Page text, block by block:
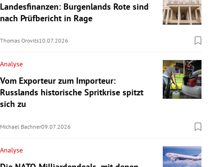
Landesfinanzen: Burgenlands Rote sind
nach Prüfbericht in Rage
Thomas Orovits10.07.2026
Analyse
Vom Exporteur zum Importeur:
Russlands historische Spritkrise spitzt
sich zu
Michael Bachner09.07.2026
Analyse